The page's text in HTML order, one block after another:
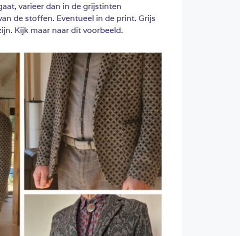
varieer dan in de grijstinten
de stoffen. Eventueel in de print. Grijs
Kijk maar naar dit voorbeeld.